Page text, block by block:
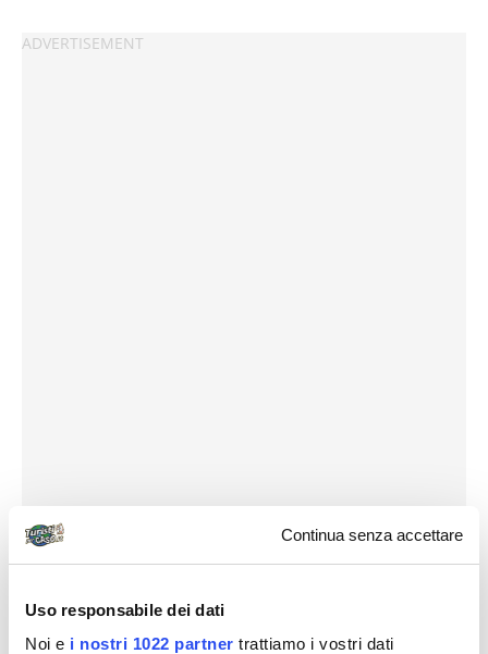
Continua senza accettare
Uso responsabile dei dati
Noi e i nostri 1022 partner trattiamo i vostri dati